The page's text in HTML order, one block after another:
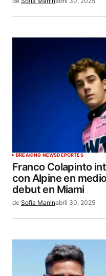
BREAKING NEWSDEPORTES
Franco Colapinto
con Alpine en
debut en Miami
de Sofía Maninabril 30, 2025